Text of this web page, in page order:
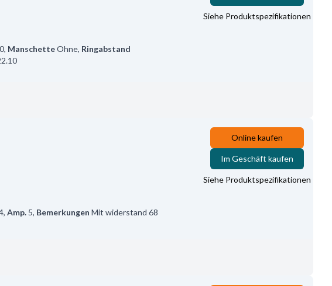
, ManschetteOhne, Ringabstand
Siehe Produktspezifikationen
, Amp. 5, Bemerkungen Mit widerstand 68
Online kaufen
Im Geschäft kaufen
Siehe Produktspezifikationen